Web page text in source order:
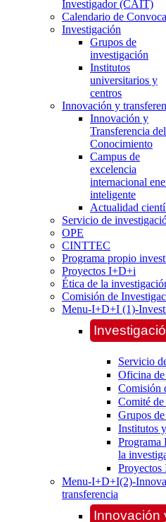
Investigador (CAIT)
Calendario de
Investigación
Grupos de
investigación
Institutos
universitarios y
centros
Innovación y
Innovación y
Transferencia del
Conocimiento
Campus de
excelencia
internacional
inteligente
Actualidad
Servicio de
OPE
CINTTEC
Programa propio
Proyectos I+D+i
Ética de la
Comisión de
Menu-I+D+I (1)-
Servicio
Oficina
Comisión
Comité
Grupos
Institutos
Programa
la
Menu-I+D+I(2)-
transferencia
Innovación